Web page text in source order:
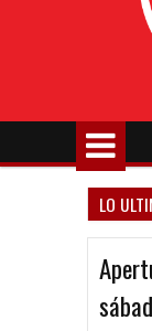
LO
formal por Lomónaco